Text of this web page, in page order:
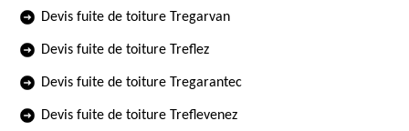
Devis fuite de toiture Tregarvan
Devis fuite de toiture Treflez
Devis fuite de toiture Tregarantec
Devis fuite de toiture Treflevenez